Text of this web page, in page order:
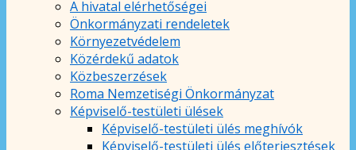
A hivatal elérhetőségei
Önkormányzati rendeletek
Környezetvédelem
Közérdekű adatok
Közbeszerzések
Roma Nemzetiségi Önkormányzat
Képviselő-testületi ülések
Képviselő-testületi ülés meghívók
Képviselő-testületi ülés előterjesztések